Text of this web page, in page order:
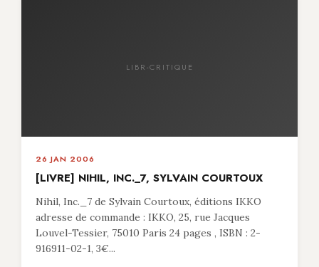
LIBR-CRITIQUE
26 JAN 2006
[LIVRE] NIHIL, INC._7, SYLVAIN COURTOUX
Nihil, Inc._7 de Sylvain Courtoux, éditions IKKO
adresse de commande : IKKO, 25, rue Jacques
Louvel-Tessier, 75010 Paris 24 pages , ISBN : 2-
916911-02-1, 3€...